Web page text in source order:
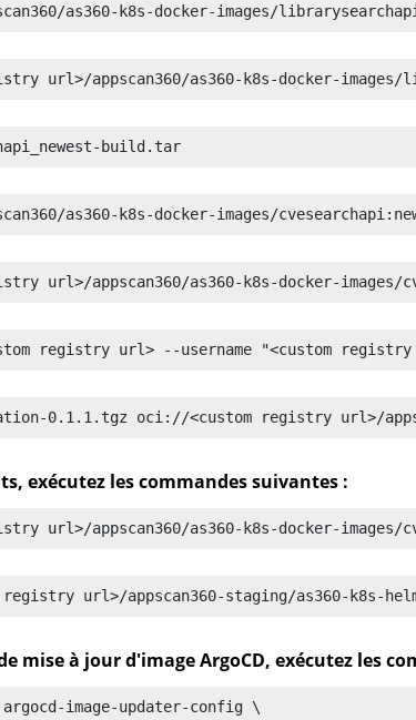
as360-k8s-docker-images/
url>/appscan360/as360-k8s-docker-
build.tar
as360-k8s-docker-images/
url>/appscan360/as360-k8s-docker-images/
registry url> --username "<custom registry
0.1.1.tgz oci://<custom registry url>/
exécutez les commandes suivantes :
url>/appscan360/as360-k8s-docker-images/
url>/appscan360-staging/as360-k8s-
mise à jour d'image ArgoCD, exécutez les
image-updater-config \